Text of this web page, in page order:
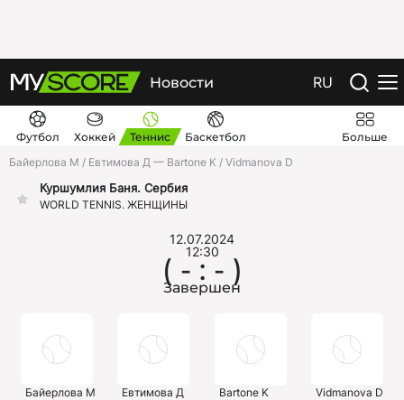
Новости RU
Футбол Хоккей Теннис Баскетбол
Больше
Байерлова М / Евтимова Д — Bartone K / Vidmanova D
WORLD TENNIS. ЖЕНЩИНЫ
Куршумлия Баня. Сербия
Байерлова М Евтимова Д
12.07.2024
12:30
( - : - )
Завершен
Bartone K Vidmanova D